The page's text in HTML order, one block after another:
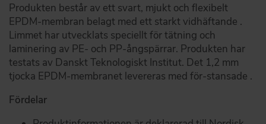
Produkten består av ett svart, mjukt och flexibelt
EPDM-membran belagt med ett starkt vidhäftande .
Limmet har utvecklats speciellt för tätning och
laminering av PE- och PP-ångspärrar. Produkten har
testats av Danskt Teknologiskt Institut. Det 1,2 mm
tjocka EPDM-membranet levereras med för-stansade .
Fördelar